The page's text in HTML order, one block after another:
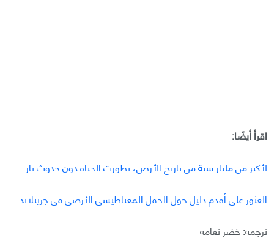
اقرأ أيضًا:
لأكثر من مليار سنة من تاريخ الأرض، تطورت الحياة دون حدوث نار
العثور على أقدم دليل حول الحقل المغناطيسي الأرضي في جرينلاند
ترجمة: خضر نعامة